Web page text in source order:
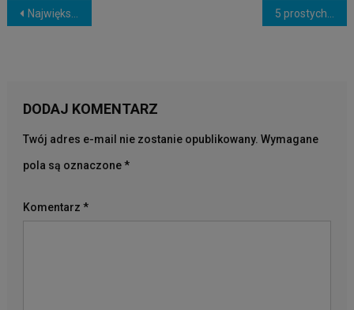
NAWIGACJA
WPISU
Największe odkrycie
DODAJ KOMENTARZ
Twój adres e-mail nie zostanie opublikowany. Wymagane
pola są oznaczone*
Komentarz *